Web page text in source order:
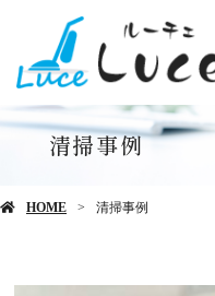
清掃事例
HOME 清掃事例